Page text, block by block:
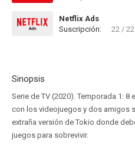
Netflix Ads
Suscripción:
22 /
Sinopsis
Serie de TV (2020). Temporada 1:
con los videojuegos y dos amigos
extraña versión de Tokio donde
juegos para sobrevivir.